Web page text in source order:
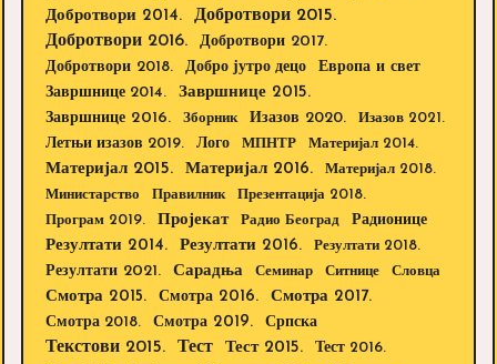
Добротвори 2014.
Добротвори 2015.
Добротвори 2016.
Добротвори 2017.
Добротвори 2018.
Добро јутро децо Европа и свет
Завршнице 2014.
Завршнице 2015.
Завршнице 2016.
Зборник Изазов 2020.
Изазов 2021.
Летњи изазов 2019.
Лого МПНТР Материјал 2014.
Материјал 2015. Материјал 2016.
Материјал 2018.
Министарство
Правилник
Презентација 2018.
Програм 2019.
Пројекат Радио Београд
Радионице
Резултати 2014.
Резултати 2016. Резултати 2018.
Резултати 2021. Сарадња Семинар Ситнице Словца
Смотра 2015. Смотра 2016. Смотра 2017.
Смотра 2018. Смотра 2019. Српска
Текстови 2015. Тест Тест 2015.
Тест 2016.